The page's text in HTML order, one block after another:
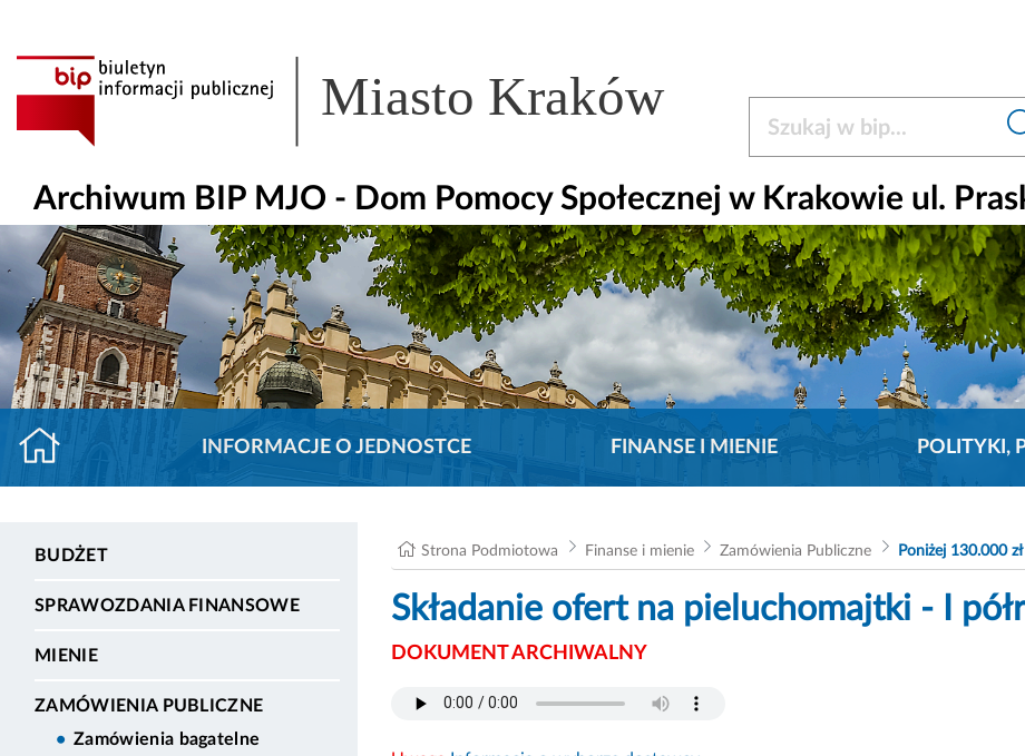
Miasto Kraków
Archiwum BIP MJO - Dom Pomocy Społecznej w Krakowie ul.
INFORMACJE O JEDNOSTCE FINANSE I MIENIE POLITYKI,
BUDŻET
SPRAWOZDANIA FINANSOWE
MIENIE
ZAMÓWIENIA PUBLICZNE
Zamówienia bagatelne
Strona Podmiotowa Finanse i mienie Zamówienia Publiczne Poniżej 130.000 zł
Składanie ofert na pieluchomajtki - I
DOKUMENT ARCHIWALNY